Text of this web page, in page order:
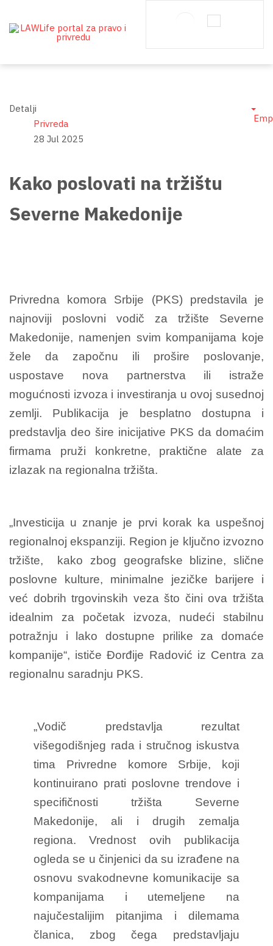
Detalji
Privreda
28 Jul 2025
Kako poslovati na tržištu
Severne Makedonije
Privredna komora Srbije (PKS) predstavila je
najnoviji poslovni vodič za tržište Severne
Makedonije, namenjen svim kompanijama koje
žele da započnu ili prošire poslovanje,
uspostave nova partnerstva ili istraže
mogućnosti izvoza i investiranja u ovoj susednoj
zemlji. Publikacija je besplatno dostupna i
predstavlja deo šire inicijative PKS da domaćim
firmama pruži konkretne, praktične alate za
izlazak na regionalna tržišta.
„Investicija u znanje je prvi korak ka uspešnoj
regionalnoj ekspanziji. Region je ključno izvozno
tržište, kako zbog geografske blizine, slične
poslovne kulture, minimalne jezičke barijere i
već dobrih trgovinskih veza što čini ova tržišta
idealnim za početak izvoza, nudeći stabilnu
potražnju i lako dostupne prilike za domaće
kompanije“, ističe Đorđije Radović iz Centra za
regionalnu saradnju PKS.
„Vodič predstavlja rezultat
višegodišnjeg rada i stručnog iskustva
tima Privredne komore Srbije, koji
kontinuirano prati poslovne trendove i
specifičnosti tržišta Severne
Makedonije, ali i drugih zemalja
regiona. Vrednost ovih publikacija
ogleda se u činjenici da su izrađene na
osnovu svakodnevne komunikacije sa
kompanijama i utemeljene na
najučestalijim pitanjima i dilemama
članica, zbog čega predstavljaju